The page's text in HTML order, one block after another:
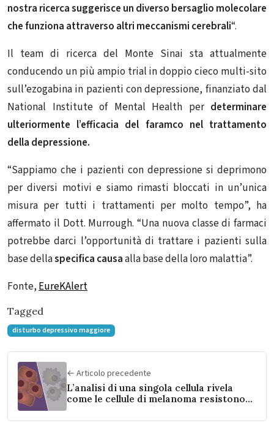
nostra ricerca suggerisce un diverso bersaglio molecolare
che funziona attraverso altri meccanismi cerebrali“.
Il team di ricerca del Monte Sinai sta attualmente
conducendo un più ampio trial in doppio cieco multi-sito
sull’ezogabina in pazienti con depressione, finanziato dal
National Institute of Mental Health per determinare
ulteriormente l’efficacia del faramco nel trattamento
della depressione.
“Sappiamo che i pazienti con depressione si deprimono
per diversi motivi e siamo rimasti bloccati in un’unica
misura per tutti i trattamenti per molto tempo”, ha
affermato il Dott. Murrough. “Una nuova classe di farmaci
potrebbe darci l’opportunità di trattare i pazienti sulla
base dellaspecifica causaalla base della loro malattia”.
Fonte, EureKAlert
Tagged
disturbo depressivo maggiore
← Articolo precedente
L’analisi di una singola cellula rivela
come le cellule di melanoma resistono